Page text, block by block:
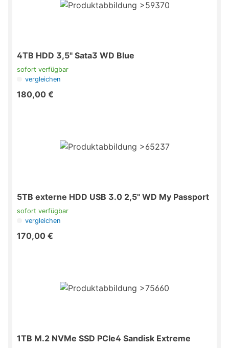
4TB HDD 3,5" Sata3 WD Blue
sofort verfügbar
vergleichen
180,00 €
5TB externe HDD USB 3.0 2,5" WD My Passport
sofort verfügbar
vergleichen
170,00 €
1TB M.2 NVMe SSD PCIe4 Sandisk Extreme